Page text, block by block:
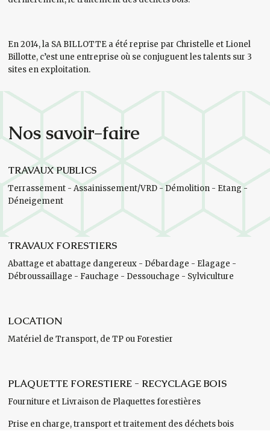
En 2014, la SA BILLOTTE a été reprise par Christelle et Lionel
Billotte, c’est une entreprise où se conjuguent les talents sur 3
sites en exploitation.
Nos savoir-faire
TRAVAUX PUBLICS
Terrassement - Assainissement/VRD - Démolition - Etang -
Déneigement
TRAVAUX FORESTIERS
Abattage et abattage dangereux - Débardage - Elagage -
Débroussaillage - Fauchage - Dessouchage - Sylviculture
LOCATION
Matériel de Transport, de TP ou Forestier
PLAQUETTE FORESTIERE - RECYCLAGE BOIS
Fourniture et Livraison de Plaquettes forestières
Prise en charge, transport et traitement des déchets bois